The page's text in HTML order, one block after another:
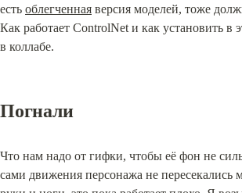
есть облегченная версия моделей, тоже
Как работает ControlNet и как установить в
в коллабе.
Погнали
Что нам надо от гифки, чтобы её фон не
сами движения персонажа не пересекались